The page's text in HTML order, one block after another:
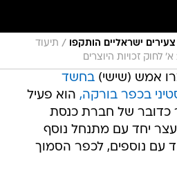
ישראליים הותקפו / תיעוד
אמש (שישי)בחשד
בכפר בורקה, הוא פעיל
כדובר של חברת כנסת
יחד עם מתנחל נוסף
עם נוספים, לכפר הסמוך